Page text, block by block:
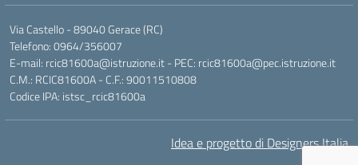
Via Castello - 89040 Gerace (RC)
Telefono: 0964/356007
E-mail: rcic81600a@istruzione.it - PEC: rcic81600a@pec.istruzione.it
C.M.: RCIC81600A - C.F.: 90011510808
Codice IPA: istsc_rcic81600a
Idea e progetto di Designers Italia